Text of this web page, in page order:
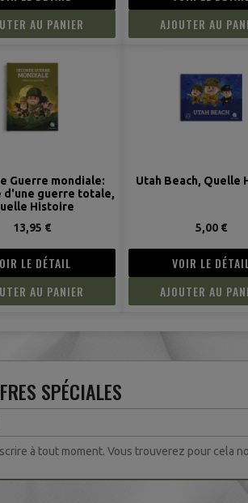
AU PANIER
AJOUTER AU
Guerre mondiale:
d'une guerre totale,
Histoire
13,95 €
LE DÉTAIL
AU PANIER
Utah Beach, Quelle
5,00 €
VOIR LE
AJOUTER AU
SPÉCIALES
à tout moment. Vous trouverez pour cela